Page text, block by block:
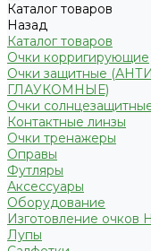
Каталог товаров
Назад
Каталог товаров
Очки корригирующие
Очки защитные
ГЛАУКОМНЫЕ)
Очки
Контактные линзы
Очки тренажеры
Оправы
Футляры
Аксессуары
Оборудование
Изготовление очков
Лупы